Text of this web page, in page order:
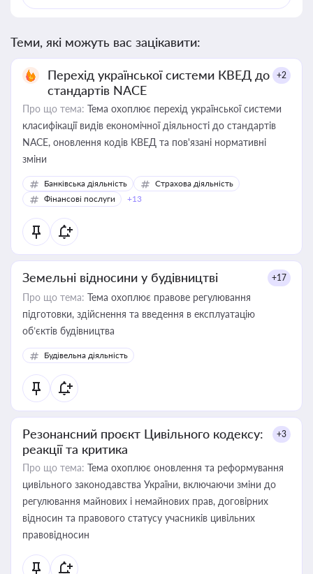
Теми, які можуть вас зацікавити:
Перехід української системи КВЕД до
стандартів NACE
+2
Про що тема: Тема охоплює перехід української системи
класифікації видів економічної діяльності до стандартів
NACE, оновлення кодів КВЕД та пов'язані нормативні
зміни
Банківська діяльність
Страхова діяльність
Фінансові послуги
+13
Земельні відносини у будівництві +17
Про що тема: Тема охоплює правове регулювання
підготовки, здійснення та введення в експлуатацію
об’єктів будівництва
Будівельна діяльність
Резонансний проєкт Цивільного кодексу:
реакції та критика
+3
Про що тема: Тема охоплює оновлення та реформування
цивільного законодавства України, включаючи зміни до
регулювання майнових і немайнових прав, договірних
відносин та правового статусу учасників цивільних
правовідносин